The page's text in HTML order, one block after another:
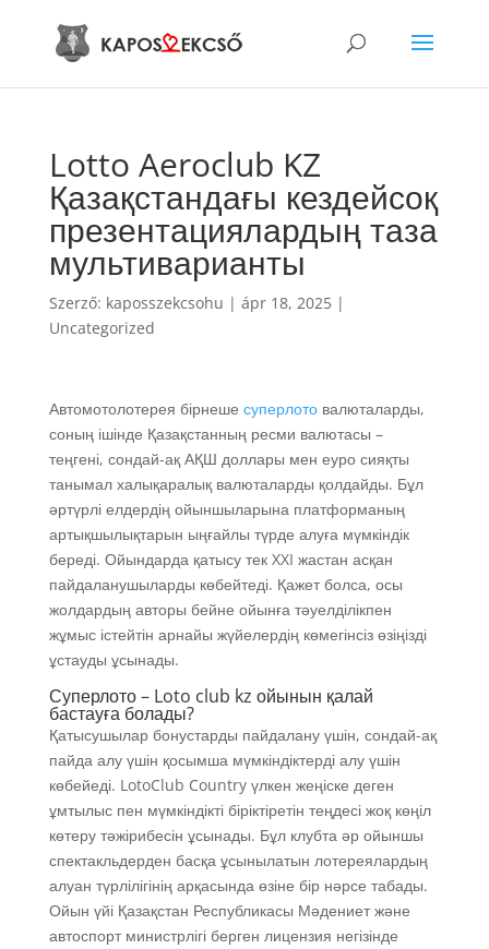
Lotto Aeroclub KZ
Қазақстандағы кездейсоқ
презентациялардың таза
мультиварианты
Szerző: kaposszekcsohu | ápr 18, 2025|
Uncategorized
Автомотолотерея бірнеше суперлотовалюталарды,
соның ішінде Қазақстанның ресми валютасы –
теңгені, сондай-ақ АҚШ доллары мен еуро сияқты
танымал халықаралық валюталарды қолдайды. Бұл
әртүрлі елдердің ойыншыларына платформаның
артықшылықтарын ыңғайлы түрде алуға мүмкіндік
береді. Ойындарда қатысу тек XXI жастан асқан
пайдаланушыларды көбейтеді. Қажет болса, осы
жолдардың авторы бейне ойынға тәуелділікпен
жұмыс істейтін арнайы жүйелердің көмегінсіз өзіңізді
ұстауды ұсынады.
Суперлото – Loto club kz ойынын қалай
бастауға болады?
Қатысушылар бонустарды пайдалану үшін, сондай-ақ
пайда алу үшін қосымша мүмкіндіктерді алу үшін
көбейеді. LotoClub Country үлкен жеңіске деген
ұмтылыс пен мүмкіндікті біріктіретін теңдесі жоқ көңіл
көтеру тәжірибесін ұсынады. Бұл клубта әр ойыншы
спектакльдерден басқа ұсынылатын лотереялардың
алуан түрлілігінің арқасында өзіне бір нәрсе табады.
Ойын үйі Қазақстан Республикасы Мәдениет және
автоспорт министрлігі берген лицензия негізінде